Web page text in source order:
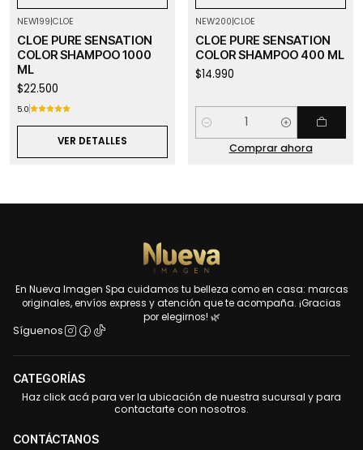
NEW199|CLOE
CLOE PURE SENSATION
COLOR SHAMPOO 1000
ML
$22.500
5.0
VER DETALLES
NEW200|CLOE
CLOE PURE SENSATION
COLOR SHAMPOO 400 ML
$14.990
Cantidad
Comprar ahora
En Nueva Imagen Spa cuidamos tu belleza como en casa: marcas
originales, envíos express y atención que te acompaña. ¡Gracias
por elegirnos! 🌿
Síguenos
CATEGORÍAS
Haz click acá para ver la ubicación de nuestra sucursal y para
contactarte con nosotros.
CONTÁCTANOS